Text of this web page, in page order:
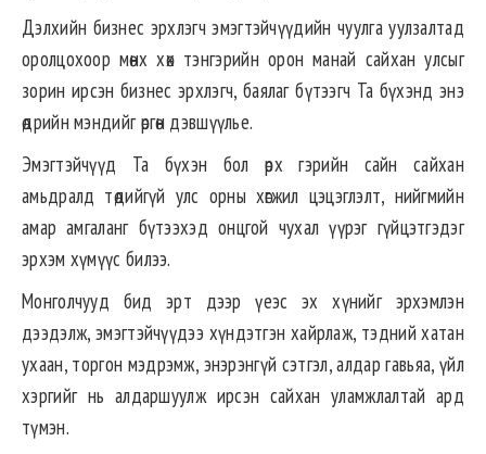
Дэлхийн бизнес эрхлэгч эмэгтэйчүүдийн чуулга уулзалтад
оролцохоор мөнх хөх тэнгэрийн орон манай сайхан улсыг
зорин ирсэн бизнес эрхлэгч, баялаг бүтээгч Та бүхэнд энэ
өдрийн мэндийг өргөн дэвшүүлье.
Эмэгтэйчүүд Та бүхэн бол өрх гэрийн сайн сайхан
амьдралд төдийгүй улс орны хөгжил цэцэглэлт, нийгмийн
амар амгаланг бүтээхэд онцгой чухал үүрэг гүйцэтгэдэг
эрхэм хүмүүс билээ.
Монголчууд бид эрт дээр үеэс эх хүнийг эрхэмлэн
дээдэлж, эмэгтэйчүүдээ хүндэтгэн хайрлаж, тэдний хатан
ухаан, торгон мэдрэмж, энэрэнгүй сэтгэл, алдар гавьяа, үйл
хэргийг нь алдаршуулж ирсэн сайхан уламжлалтай ард
түмэн.